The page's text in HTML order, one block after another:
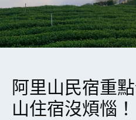
阿里山民宿重
山住宿沒煩惱！